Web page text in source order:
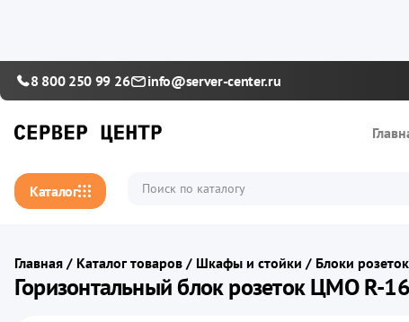
8 800 250 99 26 info@server-center.ru
Каталог
Главная / Каталог товаров / Шкафы и стойки / Блоки розеток
Горизонтальный блок розеток ЦМО R-